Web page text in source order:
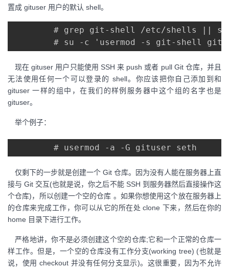
置成 gituser 用户的默认 shell。
# grep git-shell /etc/shells ||
现在 gituser 用户只能使用 SSH 来 push 或者 pull Git 仓库，并且
无法使用任何一个可以登录的 shell。你应该把你自己添加到和
gituser 一样的组中，在我们的样例服务器中这个组的名字也是
gituser。
举个例子：
仅剩下的一步就是创建一个 Git 仓库。因为没有人能在服务器上直
接与 Git 交互(也就是说，你之后不能 SSH 到服务器然后直接操作这
个仓库)，所以创建一个空的仓库 。如果你想使用这个放在服务器上
的仓库来完成工作，你可以从它的所在处 clone 下来，然后在你的
home 目录下进行工作。
严格地讲，你不是必须创建这个空的仓库;它和一个正常的仓库一
样工作。但是，一个空的仓库没有工作分支(working tree) (也就是
说，使用 checkout 并没有任何分支显示)。这很重要，因为不允许